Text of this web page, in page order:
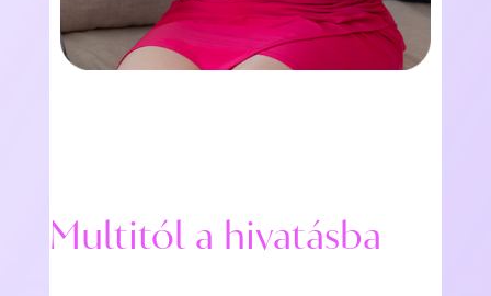
Multitól a hivatásba